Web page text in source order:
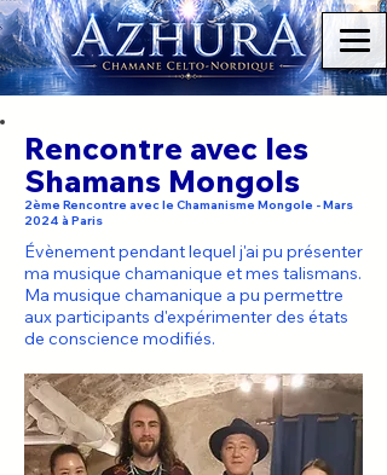
Rencontre avec les
Shamans Mongols
2ème Rencontre avec le Chamanisme Mongole - Mars
2024 à Paris
Évènement pendant lequel j'ai pu présenter
ma musique chamanique et mes talismans.
Ma musique chamanique a pu permettre
aux participants d'expérimenter des états
de conscience modifiés.